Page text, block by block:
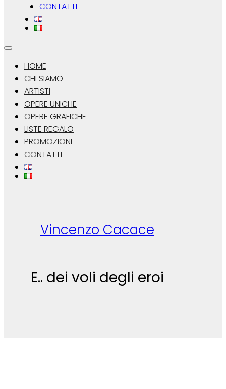
CONTATTI
HOME
CHI SIAMO
ARTISTI
OPERE UNICHE
OPERE GRAFICHE
LISTE REGALO
PROMOZIONI
CONTATTI
Vincenzo Cacace
E.. dei voli degli eroi